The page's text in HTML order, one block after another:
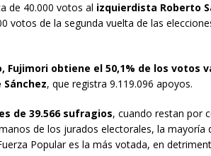
de 40.000 votos al izquierdista Roberto
votos de la segunda vuelta de las
Fujimori obtiene el 50,1% de los votos
, que registra 9.119.096 apoyos.
de 39.566 sufragios, cuando restan por
de los jurados electorales, la mayoría
Popular es la más votada, en